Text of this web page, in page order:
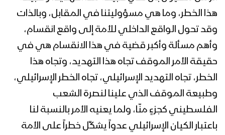
بمسيرات جماهيرية كبرى: اليمن تحيي يوم
القدس العالمي في 14 محافظة “على
العهد القدس أقرب”
كليب (محور القدس) أداء كوكبة من
منشدي “اليمن – إيران – لبنان – العراق –
فلسطين – سوريا”
هذا الخطر، وما هي مسؤوليتنا في المقابل، وبالذات
وقد تحول الواقع الداخلي للأمة إلى واقع انقسام،
وأهم مسألة وأكبر قضية في هذا الانقسام هي في
حقيقة الأمر الموقف تجاه هذا التهديد، وتجاه هذا
الخطر، تجاه التهديد الإسرائيلي، تجاه الخطر الإسرائيلي،
وطبيعة الموقف الذي علينا لنصرة الشعب
الفلسطيني كجزءٍ منّا، ولما يعنيه الأمر بالنسبة لنا
باعتبار الكيان الإسرائيلي عدواً يشكِّل خطراً على الأمة